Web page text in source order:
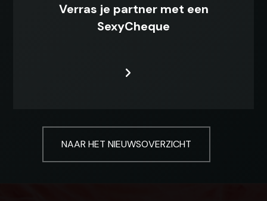
Verras je partner met een
SexyCheque
LEES MEER
NAAR HET NIEUWSOVERZICHT